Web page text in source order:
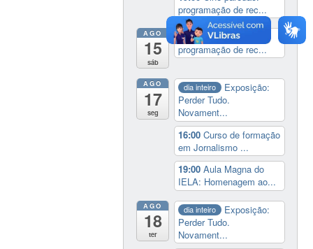
programação de rec...
AGO
15
sáb
19:00 Cine paredão:
programação de rec...
AGO
17
seg
dia inteiro
Exposição:
Perder Tudo.
Novament...
16:00Curso de formação
em Jornalismo ...
19:00Aula Magna do
IELA: Homenagem ao...
AGO
18
ter
dia inteiro
Exposição:
Perder Tudo.
Novament...